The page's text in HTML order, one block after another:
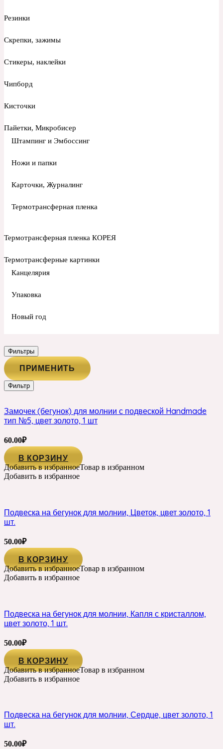
Резинки
Скрепки, зажимы
Стикеры, наклейки
Чипборд
Кисточки
Пайетки, Микробисер
Штампинг и Эмбоссинг
Ножи и папки
Карточки, Журналинг
Термотрансферная пленка
Термотрансферная пленка КОРЕЯ
Термотрансферные картинки
Канцелярия
Упаковка
Новый год
Фильтры
ПРИМЕНИТЬ
Фильтр
Замочек (бегунок) для молнии с подвеской Handmade
тип №5, цвет золото, 1 шт
60.00₽
В КОРЗИНУ
Добавить в избранноеТовар в избранном
Добавить в избранное
Подвеска на бегунок для молнии, Цветок, цвет золото, 1
шт.
50.00₽
В КОРЗИНУ
Добавить в избранноеТовар в избранном
Добавить в избранное
Подвеска на бегунок для молнии, Капля с кристаллом,
цвет золото, 1 шт.
50.00₽
В КОРЗИНУ
Добавить в избранноеТовар в избранном
Добавить в избранное
Подвеска на бегунок для молнии, Сердце, цвет золото, 1
шт.
50.00₽